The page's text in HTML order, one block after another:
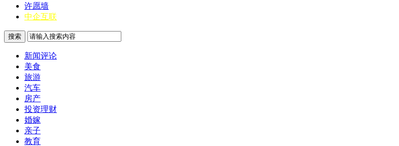
许愿墙
中企互联
搜索
新闻评论
美食
旅游
汽车
房产
投资理财
婚嫁
亲子
教育